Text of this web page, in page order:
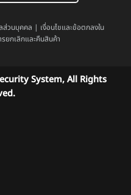
ส่วนบุคคล | เงื่อนไขและข้อตกลงใน
รยกเลิกและคืนสินค้า
System, All Rights